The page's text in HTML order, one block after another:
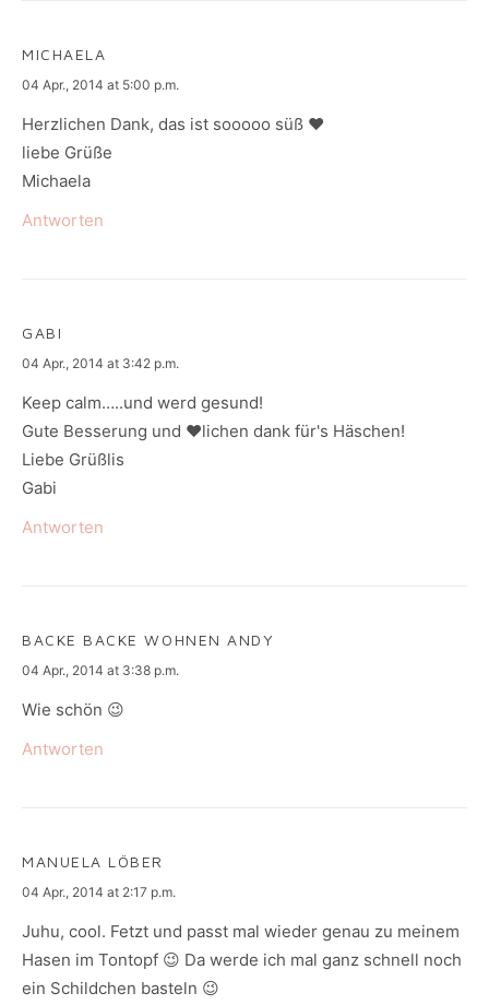
MICHAELA
says:
04 Apr., 2014 at 5:00 p.m.
Herzlichen Dank, das ist sooooo süß ♥
liebe Grüße
Michaela
Antworten
GABI
says:
04 Apr., 2014 at 3:42 p.m.
Keep calm…..und werd gesund!
Gute Besserung und ♥lichen dank für's Häschen!
Liebe Grüßlis
Gabi
Antworten
BACKE BACKE WOHNEN ANDY
says:
04 Apr., 2014 at 3:38 p.m.
Wie schön 😉
Antworten
MANUELA LÖBER
says:
04 Apr., 2014 at 2:17 p.m.
Juhu, cool. Fetzt und passt mal wieder genau zu meinem
Hasen im Tontopf 😉 Da werde ich mal ganz schnell noch
ein Schildchen basteln 😉